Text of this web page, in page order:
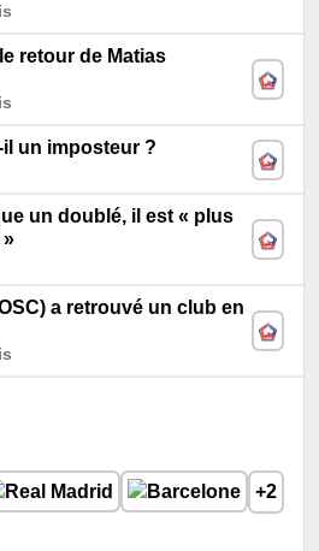
retour de Matias
il un imposteur ?
un doublé, il est « plus
a retrouvé un club en
+2